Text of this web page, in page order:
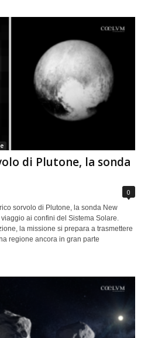
di Plutone, la sonda
0
sorvolo di Plutone, la sonda New
ai confini del Sistema Solare.
la missione si prepara a trasmettere
regione ancora in gran parte